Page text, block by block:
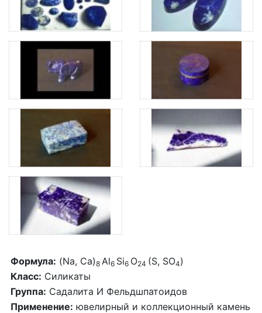
Формула: (Na, Ca)8 Al6 Si6 O24 (S, SO4)
Класс: Силикаты
Группа: Садалита И Фельдшпатоидов
Применение: ювелирный и коллекционный камень